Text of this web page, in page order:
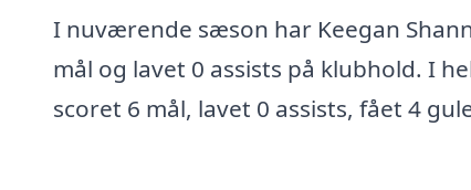
I nuværende sæson har Keegan
mål og lavet 0 assists på klubhold. I
scoret 6 mål, lavet 0 assists, fået 4